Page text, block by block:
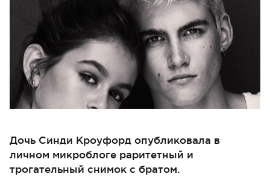
Дочь Синди Кроуфорд опубликовала в
личном микроблоге раритетный и
трогательный снимок с братом.